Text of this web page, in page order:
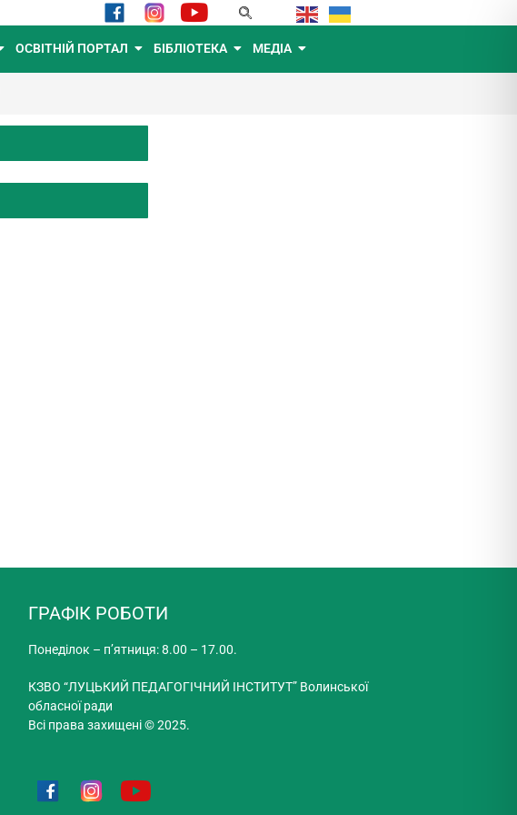
ОСВІТНІЙ ПОРТАЛ БІБЛІОТЕКА МЕДІА
ГРАФІК РОБОТИ
Понеділок – п’ятниця: 8.00 – 17.00.
КЗВО “ЛУЦЬКИЙ ПЕДАГОГІЧНИЙ ІНСТИТУТ” Волинської
обласної ради
Всі права захищені © 2025.